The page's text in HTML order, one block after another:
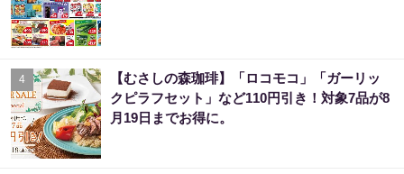
4
【むさしの森珈琲】「ロコモコ」「ガーリッ
クピラフセット」など110円引き！対象7品が8
月19日までお得に。